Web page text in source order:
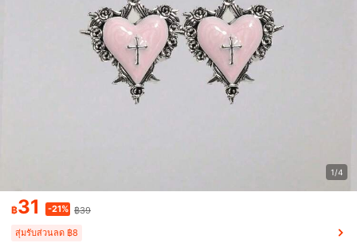
1/4
฿31 -21% ฿39
สุ่มรับส่วนลด ฿8